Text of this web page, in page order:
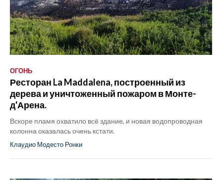
ОГОНЬ
Ресторан La Maddalena, построенный из
дерева и уничтоженный пожаром в Монте-
д'Арена.
Вскоре пламя охватило всё здание, и новая водопроводная
колонна оказалась очень кстати.
Клаудио Модесто Ронки